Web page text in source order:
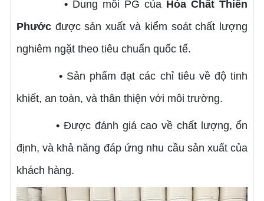
• Dung môi PG của Hóa Chất Thiên
Phướcđược sản xuất và kiểm soát chất lượng
nghiêm ngặt theo tiêu chuẩn quốc tế.
• Sản phẩm đạt các chỉ tiêu về độ tinh
khiết, an toàn, và thân thiện với môi trường.
•Được đánh giá cao về chất lượng, ổn
định, và khả năng đáp ứng nhu cầu sản xuất của
khách hàng.